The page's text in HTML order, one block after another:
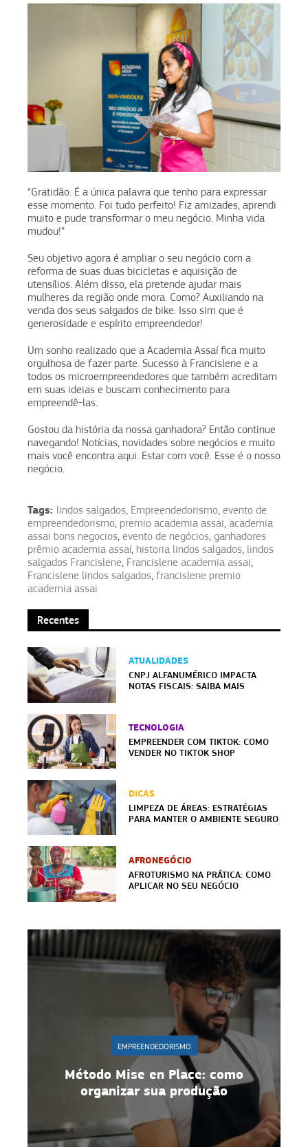
“Gratidão. É a única palavra que tenho para expressar
esse momento. Foi tudo perfeito! Fiz amizades, aprendi
muito e pude transformar o meu negócio. Minha vida
mudou!”
Seu objetivo agora é ampliar o seu negócio com a
reforma de suas duas bicicletas e aquisição de
utensílios. Além disso, ela pretende ajudar mais
mulheres da região onde mora. Como? Auxiliando na
venda dos seus salgados de bike. Isso sim que é
generosidade e espírito empreendedor!
Um sonho realizado que a Academia Assaí fica muito
orgulhosa de fazer parte. Sucesso à Francislene e a
todos os microempreendedores que também acreditam
em suas ideias e buscam conhecimento para
empreendê-las.
Gostou da história da nossa ganhadora? Então continue
navegando! Notícias, novidades sobre negócios e muito
mais você encontra aqui. Estar com você. Esse é o nosso
negócio.
Tags: lindos salgados, Empreendedorismo, evento de
empreendedorismo, premio academia assai, academia
assai bons negocios, evento de negócios, ganhadores
prêmio academia assaí, historia lindos salgados, lindos
salgados Francislene, Francislene academia assai,
Francislene lindos salgados, francislene premio
academia assai
Recentes
ATUALIDADES
CNPJ ALFANUMÉRICO IMPACTA
NOTAS FISCAIS: SAIBA MAIS
TECNOLOGIA
EMPREENDER COM TIKTOK: COMO
VENDER NO TIKTOK SHOP
DICAS
LIMPEZA DE ÁREAS: ESTRATÉGIAS
PARA MANTER O AMBIENTE SEGURO
AFRONEGÓCIO
AFROTURISMO NA PRÁTICA: COMO
APLICAR NO SEU NEGÓCIO
EMPREENDEDORISMO
Gestão de equipe: 10 estratégias
para manter motivação